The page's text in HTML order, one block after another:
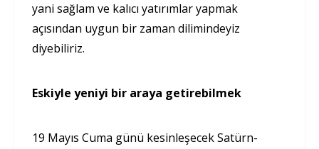
yani sağlam ve kalıcı yatırımlar yapmak
açısından uygun bir zaman dilimindeyiz
diyebiliriz.
Eskiyle yeniyi bir araya getirebilmek
19 Mayıs Cuma günü kesinleşecek Satürn-